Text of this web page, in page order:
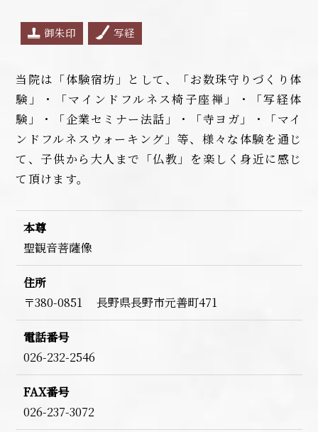
御朱印 写経
当院は「体験宿坊」として、「お数珠守りづくり体
験」・「マインドフルネス椅子座禅」・「写経体
験」・「企業セミナー法話」・「寺ヨガ」・「マイ
ンドフルネスウォーキング」等、様々な体験を通じ
て、子供から大人まで「仏教」を楽しく身近に感じ
て頂けます。
本尊
聖観音菩薩像
住所
〒380-0851 長野県長野市元善町471
電話番号
026-232-2546
FAX番号
026-237-3072